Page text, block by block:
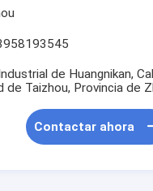
de Huangnikan,
de Taizhou, Provincia de
Contactar ahora